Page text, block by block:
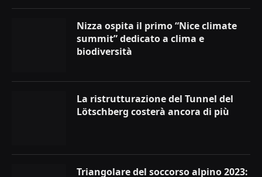
Nizza ospita il primo “Nice climate
summit” dedicato a clima e
biodiversità
La ristrutturazione del Tunnel del
Lötschberg costerà ancora di più
Triangolare del soccorso alpino 2023: